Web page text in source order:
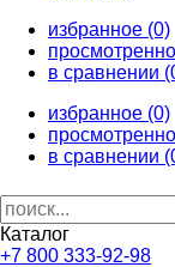
избранное (0)
в сравнении
избранное (0)
в сравнении
Каталог
+7 800 333-92-98